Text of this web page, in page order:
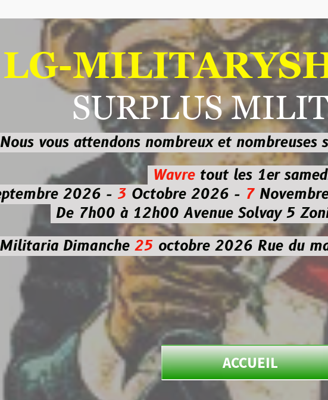
SURPLUS
attendons nombreux et nombreusessur les
Wavre
tout les 1er samedi
2026 -3Octobre 2026 - 7Novembre 2026
De 7h00 à 12h00 Avenue Solvay 5 Zoning
Dimanche25octobre 2026Rue du marché
ACCUEIL